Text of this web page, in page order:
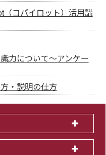
（コパイロット）活用講
力について～アンケー
・説明の仕方